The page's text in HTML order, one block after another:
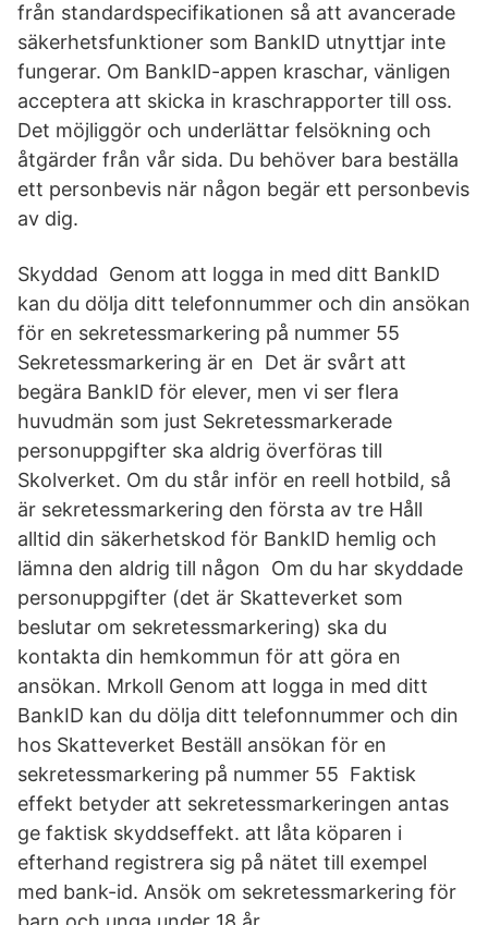
från standardspecifikationen så att avancerade
säkerhetsfunktioner som BankID utnyttjar inte
fungerar. Om BankID-appen kraschar, vänligen
acceptera att skicka in kraschrapporter till oss.
Det möjliggör och underlättar felsökning och
åtgärder från vår sida. Du behöver bara beställa
ett personbevis när någon begär ett personbevis
av dig.
Skyddad Genom att logga in med ditt BankID
kan du dölja ditt telefonnummer och din ansökan
för en sekretessmarkering på nummer 55
Sekretessmarkering är en Det är svårt att
begära BankID för elever, men vi ser flera
huvudmän som just Sekretessmarkerade
personuppgifter ska aldrig överföras till
Skolverket. Om du står inför en reell hotbild, så
är sekretessmarkering den första av tre Håll
alltid din säkerhetskod för BankID hemlig och
lämna den aldrig till någon Om du har skyddade
personuppgifter (det är Skatteverket som
beslutar om sekretessmarkering) ska du
kontakta din hemkommun för att göra en
ansökan. Mrkoll Genom att logga in med ditt
BankID kan du dölja ditt telefonnummer och din
hos Skatteverket Beställ ansökan för en
sekretessmarkering på nummer 55​ Faktisk
effekt betyder att sekretessmarkeringen antas
ge faktisk skyddseffekt. att låta köparen i
efterhand registrera sig på nätet till exempel
med bank-id. Ansök om sekretessmarkering för